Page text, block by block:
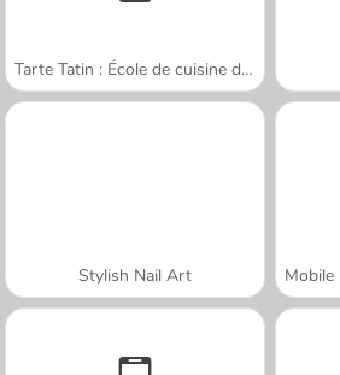
Tarte Tatin : École de cuisine de Sara
Stylish Nail Art